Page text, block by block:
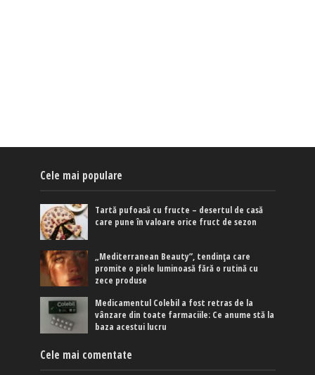
Cele mai populare
Tartă pufoasă cu fructe – desertul de casă
care pune în valoare orice fruct de sezon
„Mediterranean Beauty”, tendința care
promite o piele luminoasă fără o rutină cu
zece produse
Medicamentul Colebil a fost retras de la
vânzare din toate farmaciile: Ce anume stă la
baza acestui lucru
Cele mai comentate